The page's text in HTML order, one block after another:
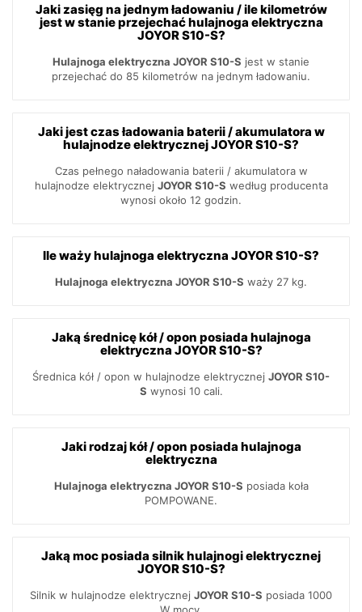
Jaki zasięg na jednym ładowaniu / ile kilometrów
jest w stanie przejechać hulajnoga elektryczna
JOYOR S10-S?
Hulajnoga elektryczna JOYOR S10-S jest w stanie
przejechać do 85 kilometrów na jednym ładowaniu.
Jaki jest czas ładowania baterii / akumulatora w
hulajnodze elektrycznej JOYOR S10-S?
Czas pełnego naładowania baterii / akumulatora w
hulajnodze elektrycznej JOYOR S10-S według producenta
wynosi około 12 godzin.
Ile waży hulajnoga elektryczna JOYOR S10-S?
Hulajnoga elektryczna JOYOR S10-S waży 27 kg.
Jaką średnicę kół / opon posiada hulajnoga
elektryczna JOYOR S10-S?
Średnica kół / opon w hulajnodze elektrycznej JOYOR S10-
S wynosi 10 cali.
Jaki rodzaj kół / opon posiada hulajnoga
elektryczna
Hulajnoga elektryczna JOYOR S10-S posiada koła
POMPOWANE.
Jaką moc posiada silnik hulajnogi elektrycznej
JOYOR S10-S?
Silnik w hulajnodze elektrycznej JOYOR S10-S posiada 1000
W mocy.